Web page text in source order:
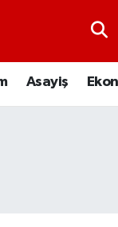
Asayiş